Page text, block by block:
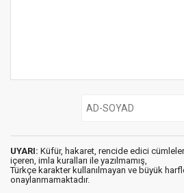
UYARI: Küfür, hakaret, rencide edici
içeren, imla kuralları ile yazılmamış,
Türkçe karakter kullanılmayan ve büyük
onaylanmamaktadır.